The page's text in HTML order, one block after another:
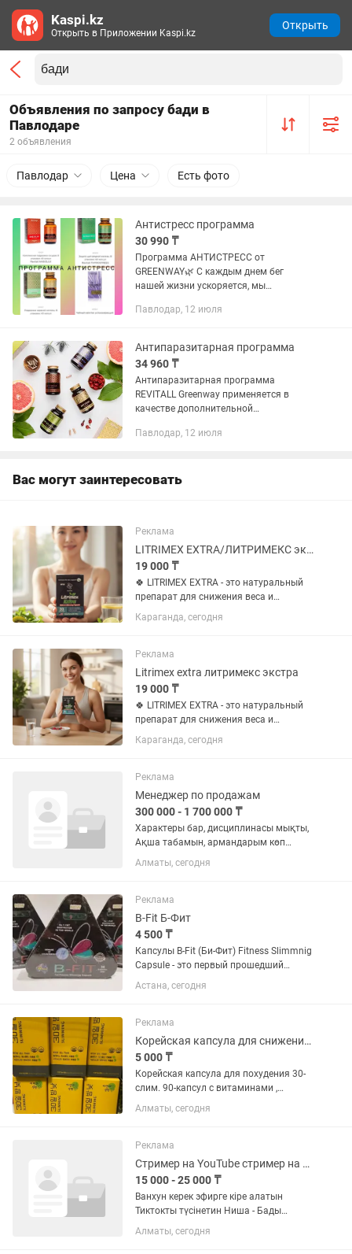
Объявления по запросу бади в
Павлодаре
2 объявления
Павлодар Цена Есть фото
Антистресс программа
30 990 ₸
Программа АНТИСТРЕСС от
GREENWAY🌿 С каждым днем бег
нашей жизни ускоряется, мы
не дают уснуть по ночам, а головная
облегчить наше...
Павлодар, 12 июля
Антипаразитарная программа
34 960 ₸
Антипаразитарная программа
REVITALL Greenway применяется в
качестве дополнительной
лечении и профилактике хронических
Павлодар, 12 июля
Вас могут заинтересовать
Реклама
LITRIMEX EXTRA/ЛИТРИМЕКС экстра/тонкая талия/доставка по всему рк бесплатна
19 000 ₸
🍀 LITRIMEX EXTRA - это натуральный
препарат для снижения веса и
профилактики ожирения. Идеально
сбалансированный состав БАДА
женщинам, так и мужчинам. Капсулы
LITRIMEX...
Караганда, сегодня
Реклама
Litrimex extra литримекс экстра
19 000 ₸
🍀 LITRIMEX EXTRA - это натуральный
препарат для снижения веса и
профилактики ожирения. Идеально
сбалансированный состав БАДА
женщинам, так и мужчинам. Капсулы
LITRIMEX...
Караганда, сегодня
Реклама
Менеджер по продажам
300 000 - 1 700 000 ₸
Характеры бар, дисциплинасы мықты,
Ақша табамын, армандарым көп
желание бешеные деген 2-3 Қыз
Жігіттер қажет. Студенттер керек
арналған дәрумендер (Детские...
Алматы, сегодня
Реклама
B-Fit Б-Фит
4 500 ₸
Капсулы B-Fit (Би-Фит) Fitness Slimmnig
Capsule - это первый прошедший
клинические испытания термогенный
сжигатель жира, полученный из
Астана, сегодня
Реклама
Корейская капсула для снижение веса 30 слим
5 000 ₸
Корейская капсула для похудения 30-
слим. 90-капсул с витаминами ,
оригинал .компливит 90 все бады для
снижения веса. Аптека фито Толеби
Алматы, сегодня
Реклама
Стример на YouTube стример на TIKTOK
15 000 - 25 000 ₸
Ванхун керек эфирге кіре алатын
Тиктокты түсінетин Ниша - Бады
мужской Зп 300 000 - 600 000 мың
шығады Қазақ тілінде Ер адам кыз
Алматы, сегодня
Kaspi.kz
Открыть в Приложении Kaspi.kz
Открыть